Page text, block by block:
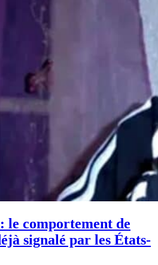
comportement de
signalé par les États-